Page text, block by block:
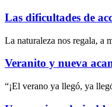
Las dificultades de
La naturaleza nos regala, a
Veranito y nueva
“¡El verano ya llegó, ya